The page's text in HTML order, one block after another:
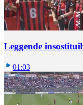
Leggende
01:03